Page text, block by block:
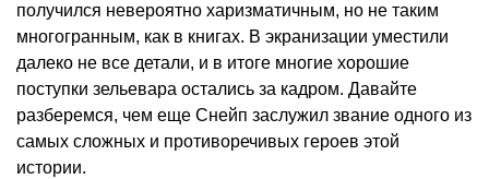
получился невероятно харизматичным, но не таким
многогранным, как в книгах. В экранизации уместили
далеко не все детали, и в итоге многие хорошие
поступки зельевара остались за кадром. Давайте
разберемся, чем еще Снейп заслужил звание одного из
самых сложных и противоречивых героев этой
истории.